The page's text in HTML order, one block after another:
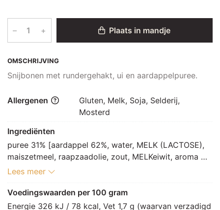
OMSCHRIJVING
Snijbonen met rundergehakt, ui en aardappelpuree.
– + Plaats in mandje
Allergenen
Gluten, Melk, Soja, Selderij,
Mosterd
Ingrediënten
puree 31% [aardappel 62%, water, MELK (LACTOSE),
maiszetmeel, raapzaadolie, zout, MELKeiwit, aroma
(MELK), nootmuskaat, specerij, peperextract],
water 5%, ui 3%, kruiden 2% [zout, specerij
[paprikapoeder, witte peper, zwarte peper,
Lees meer
Voedingswaarden per 100 gram
Energie 326 kJ / 78 kcal, Vet 1,7 g (waarvan verzadigd